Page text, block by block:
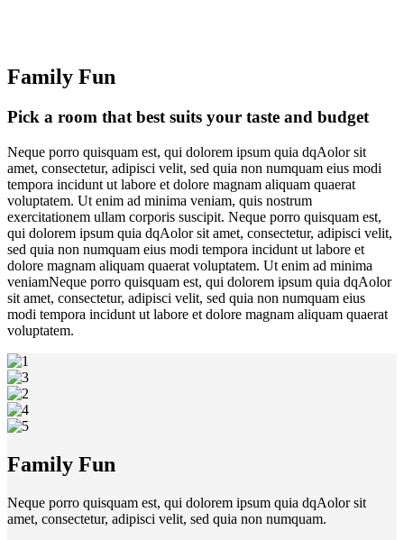
Family Fun
Pick a room that best suits your taste and budget
Neque porro quisquam est, qui dolorem ipsum quia dqAolor sit
amet, consectetur, adipisci velit, sed quia non numquam eius modi
tempora incidunt ut labore et dolore magnam aliquam quaerat
voluptatem. Ut enim ad minima veniam, quis nostrum
exercitationem ullam corporis suscipit. Neque porro quisquam est,
qui dolorem ipsum quia dqAolor sit amet, consectetur, adipisci velit,
sed quia non numquam eius modi tempora incidunt ut labore et
dolore magnam aliquam quaerat voluptatem. Ut enim ad minima
veniamNeque porro quisquam est, qui dolorem ipsum quia dqAolor
sit amet, consectetur, adipisci velit, sed quia non numquam eius
modi tempora incidunt ut labore et dolore magnam aliquam quaerat
voluptatem.
Family Fun
Neque porro quisquam est, qui dolorem ipsum quia dqAolor sit
amet, consectetur, adipisci velit, sed quia non numquam.